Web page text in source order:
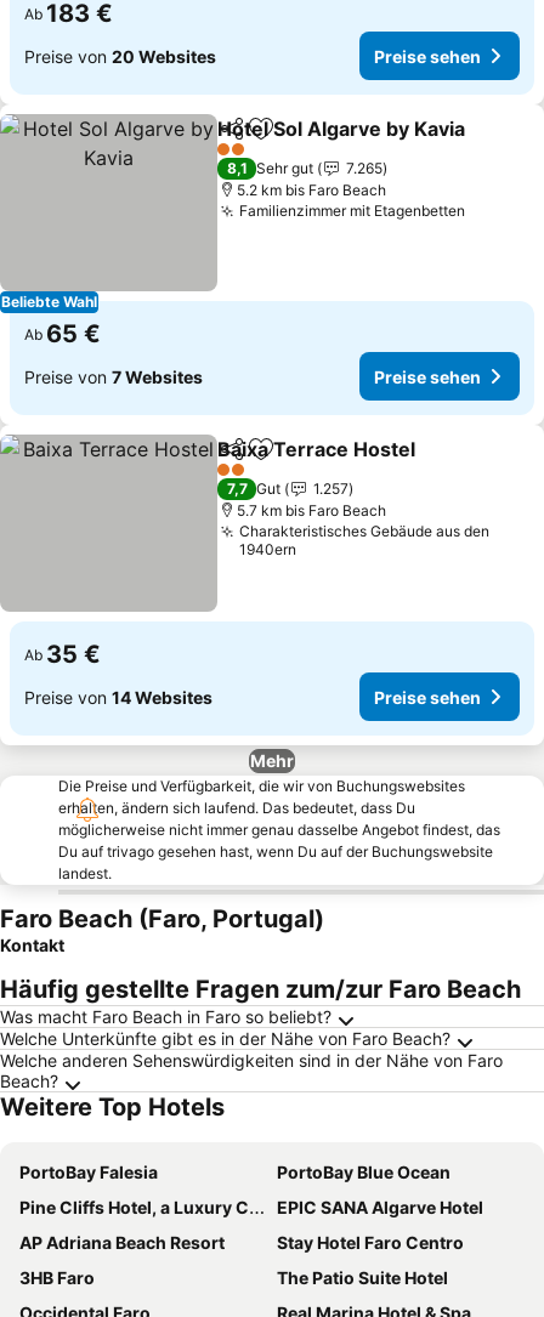
Ab 183 €
Preise von 20 Websites Preise sehen
Beliebte Wahl
TeilenZu Favoriten hinzufügen
Hotel Sol Algarve by Kavia
2 Sterne
8,1 Sehr gut
7.265
5.2 km bis Faro Beach
Familienzimmer mit Etagenbetten
Ab 65 €
Preise von 7 Websites Preise sehen
TeilenZu Favoriten hinzufügen
Baixa Terrace Hostel
2 Sterne
7,7 Gut
1.257
5.7 km bis Faro Beach
Charakteristisches Gebäude aus den
1940ern
Ab 35 €
Preise von 14 Websites Preise sehen
Mehr
Die Preise und Verfügbarkeit, die wir von Buchungswebsites
erhalten, ändern sich laufend. Das bedeutet, dass Du
möglicherweise nicht immer genau dasselbe Angebot findest, das
Du auf trivago gesehen hast, wenn Du auf der Buchungswebsite
landest.
Faro Beach (Faro, Portugal)
Kontakt
Häufig gestellte Fragen zum/zur Faro Beach
Was macht Faro Beach in Faro so beliebt?
Welche Unterkünfte gibt es in der Nähe von Faro Beach?
Welche anderen Sehenswürdigkeiten sind in der Nähe von Faro
Beach?
Weitere Top Hotels
PortoBay Falesia
PortoBay Blue Ocean
Pine Cliffs Hotel, a Luxury Collection Resort, Algarve
EPIC SANA Algarve Hotel
AP Adriana Beach Resort
Stay Hotel Faro Centro
3HB Faro
The Patio Suite Hotel
Occidental Faro
Real Marina Hotel & Spa